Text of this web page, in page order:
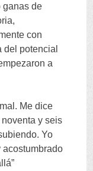
ganas de
,
con
del potencial
a
. Me dice
y seis
.Yo
acostumbrado
”